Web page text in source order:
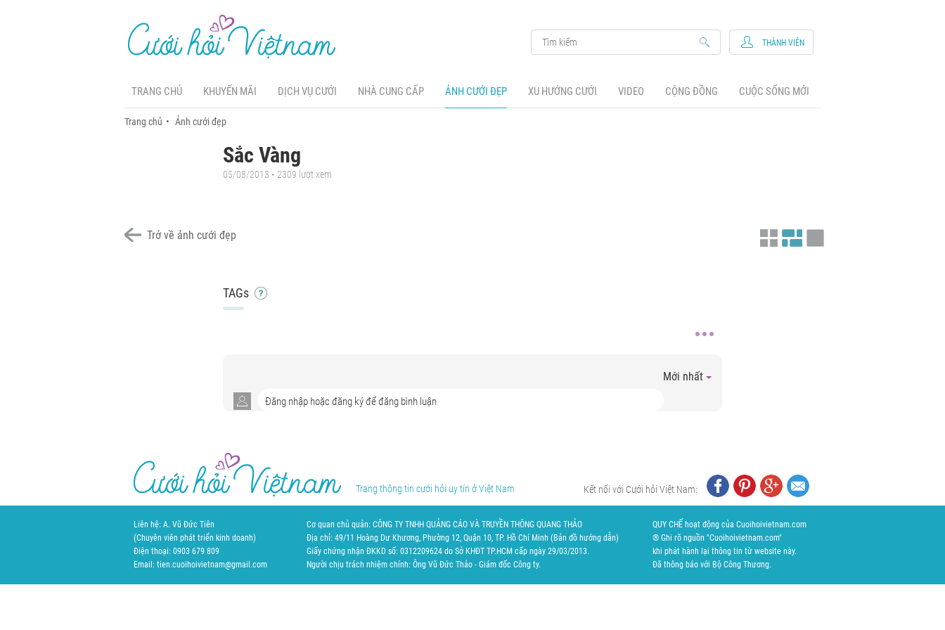
TRANG CHỦ KHUYẾN MÃI DỊCH VỤ CƯỚI NHÀ CUNG CẤP ẢNH CƯỚI ĐẸP XU HƯỚNG CƯỚI VIDEO CỘNG ĐỒNG CUỘC SỐNG MỚI
THÀNH VIÊN
Trang chủ Ảnh cưới đẹp
Sắc Vàng
05/08/2013 • 2309 lượt xem
Trở về ảnh cưới đẹp
TAGs
Mới nhất
Trang thông tin cưới hỏi uy tín ở Việt Nam Kết nối với Cưới hỏi Việt Nam:
Liên hệ: A. Vũ Đức Tiên
(Chuyên viên phát triển kinh doanh)
Điện thoại: 0903 679 809
Email: tien.cuoihoivietnam@gmail.com
Cơ quan chủ quản: CÔNG TY TNHH QUẢNG CÁO VÀ TRUYỀN THÔNG QUANG THẢO
Địa chỉ: 49/11 Hoàng Dư Khương, Phường 12, Quận 10, TP. Hồ Chí Minh ( Bản đồ hướng dẫn)
Giấy chứng nhận ĐKKD số: 0312209624 do Sở KHĐT TP.HCM cấp ngày 29/03/2013.
Người chịu trách nhiệm chính: Ông Vũ Đức Thảo - Giám đốc Công ty.
QUY CHẾ hoạt động của Cuoihoivietnam.com
® Ghi rõ nguồn "Cuoihoivietnam.com"
khi phát hành lại thông tin từ website này.
Đã thông báo với Bộ Công Thương.